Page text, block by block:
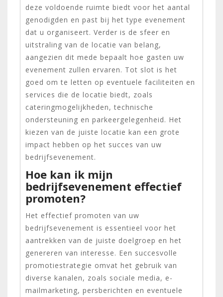
deze voldoende ruimte biedt voor het aantal
genodigden en past bij het type evenement
dat u organiseert. Verder is de sfeer en
uitstraling van de locatie van belang,
aangezien dit mede bepaalt hoe gasten uw
evenement zullen ervaren. Tot slot is het
goed om te letten op eventuele faciliteiten en
services die de locatie biedt, zoals
cateringmogelijkheden, technische
ondersteuning en parkeergelegenheid. Het
kiezen van de juiste locatie kan een grote
impact hebben op het succes van uw
bedrijfsevenement.
Hoe kan ik mijn
bedrijfsevenement effectief
promoten?
Het effectief promoten van uw
bedrijfsevenement is essentieel voor het
aantrekken van de juiste doelgroep en het
genereren van interesse. Een succesvolle
promotiestrategie omvat het gebruik van
diverse kanalen, zoals sociale media, e-
mailmarketing, persberichten en eventuele